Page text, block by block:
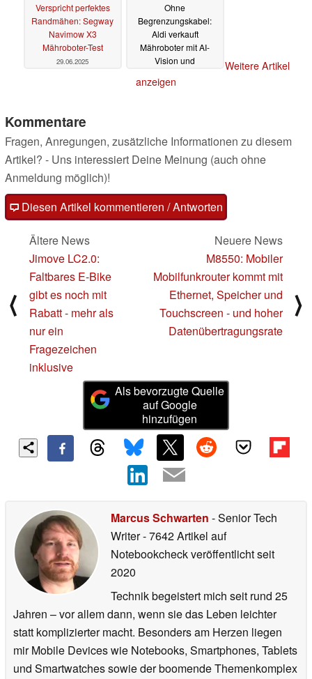
Verspricht perfektes
Randmähen: Segway
Navimow X3
Mähroboter-Test
29.06.2025
Ohne
Begrenzungskabel:
Aldi verkauft
Mähroboter mit AI-
Vision und
27.06.2025
Weitere Artikel
anzeigen
Kommentare
Fragen, Anregungen, zusätzliche Informationen zu diesem
Artikel? - Uns interessiert Deine Meinung (auch ohne
Anmeldung möglich)!
Diesen Artikel kommentieren / Antworten
⟨
Ältere News
Jimove LC2.0:
Faltbares E-Bike
gibt es noch mit
Rabatt - mehr als
nur ein
Fragezeichen
inklusive
Neuere News
M8550: Mobiler
Mobilfunkrouter kommt mit
Ethernet, Speicher und
Touchscreen - und hoher
Datenübertragungsrate
⟩
Als bevorzugte Quelle
auf Google
hinzufügen
Marcus Schwarten - Senior Tech
Writer- 7642 Artikel auf
Notebookcheck veröffentlichtseit
2020
Technik begeistert mich seit rund 25
Jahren – vor allem dann, wenn sie das Leben leichter
statt komplizierter macht. Besonders am Herzen liegen
mir Mobile Devices wie Notebooks, Smartphones, Tablets
und Smartwatches sowie der boomende Themenkomplex